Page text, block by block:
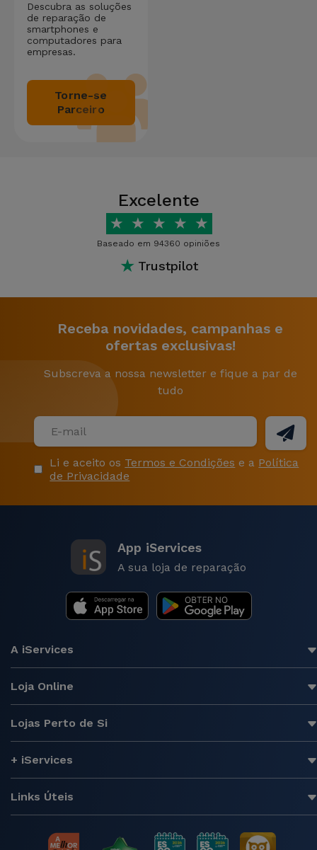
Descubra as soluções
de reparação de
smartphones e
computadores para
empresas.
Torne-se
Parceiro
Excelente
★ ★ ★ ★ ★
Baseado em 94360 opiniões
★ Trustpilot
Receba novidades, campanhas e
ofertas exclusivas!
Subscreva a nossa newsletter e fique a par de
tudo
Li e aceito os Termos e Condições e a Política
de Privacidade
App iServices
A sua loja de reparação
A iServices
Loja Online
Lojas Perto de Si
+ iServices
Links Úteis